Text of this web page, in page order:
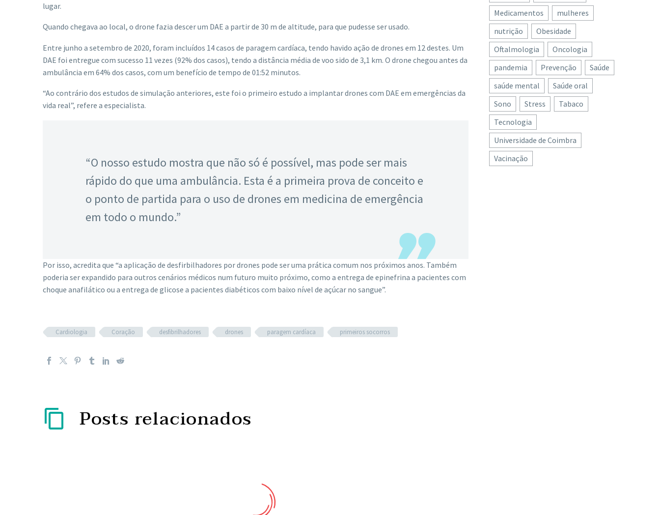
lugar.
Quando chegava ao local, o drone fazia descer um DAE a partir de 30 m de altitude, para que pudesse ser usado.
Entre junho a setembro de 2020, foram incluídos 14 casos de paragem cardíaca, tendo havido ação de drones em 12 destes. Um
DAE foi entregue com sucesso 11 vezes (92% dos casos), tendo a distância média de voo sido de 3,1 km. O drone chegou antes da
ambulância em 64% dos casos, com um benefício de tempo de 01:52 minutos.
“Ao contrário dos estudos de simulação anteriores, este foi o primeiro estudo a implantar drones com DAE em emergências da
vida real”, refere a especialista.
“O nosso estudo mostra que não só é possível, mas pode ser mais
rápido do que uma ambulância. Esta é a primeira prova de conceito e
o ponto de partida para o uso de drones em medicina de emergência
em todo o mundo.”
Por isso, acredita que “a aplicação de desfirbilhadores por drones pode ser uma prática comum nos próximos anos. Também
poderia ser expandido para outros cenários médicos num futuro muito próximo, como a entrega de epinefrina a pacientes com
choque anafilático ou a entrega de glicose a pacientes diabéticos com baixo nível de açúcar no sangue”.
Cardiologia Coração desfibrilhadores drones paragem cardíaca primeiros socorros
Posts relacionados
Medicamentos
mulheres
nutrição
Obesidade
Oftalmologia
Oncologia
pandemia
Prevenção
Saúde
saúde mental
Saúde oral
Sono
Stress
Tabaco
Tecnologia
Universidade de Coimbra
Vacinação